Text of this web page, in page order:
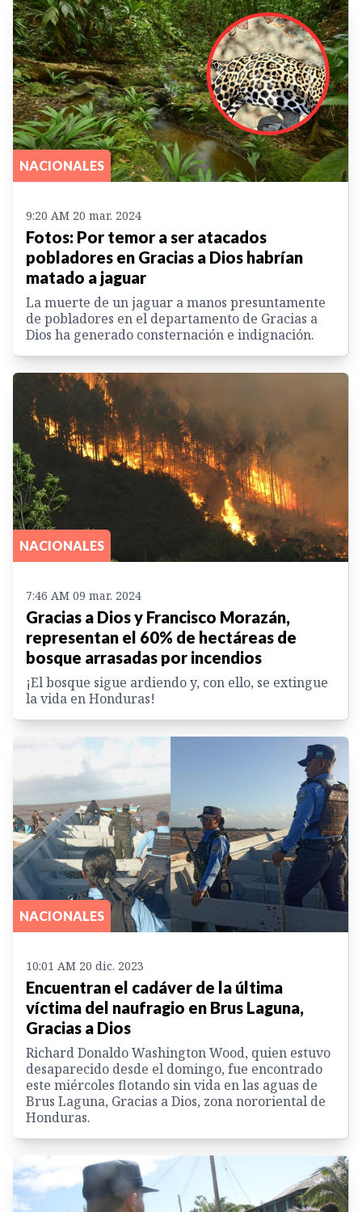
NACIONALES
9:20 AM 20 mar. 2024
Fotos: Por temor a ser atacados
pobladores en Gracias a Dios habrían
matado a jaguar
La muerte de un jaguar a manos presuntamente
de pobladores en el departamento de Gracias a
Dios ha generado consternación e indignación.
NACIONALES
7:46 AM 09 mar. 2024
Gracias a Dios y Francisco Morazán,
representan el 60% de hectáreas de
bosque arrasadas por incendios
¡El bosque sigue ardiendo y, con ello, se extingue
la vida en Honduras!
NACIONALES
10:01 AM 20 dic. 2023
Encuentran el cadáver de la última
víctima del naufragio en Brus Laguna,
Gracias a Dios
Richard Donaldo Washington Wood, quien estuvo
desaparecido desde el domingo, fue encontrado
este miércoles flotando sin vida en las aguas de
Brus Laguna, Gracias a Dios, zona nororiental de
Honduras.